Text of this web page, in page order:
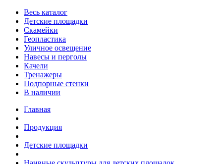
Весь каталог
Детские площадки
Скамейки
Геопластика
Уличное освещение
Навесы и перголы
Качели
Тренажеры
Подпорные стенки
В наличии
Главная
Продукция
Детские площадки